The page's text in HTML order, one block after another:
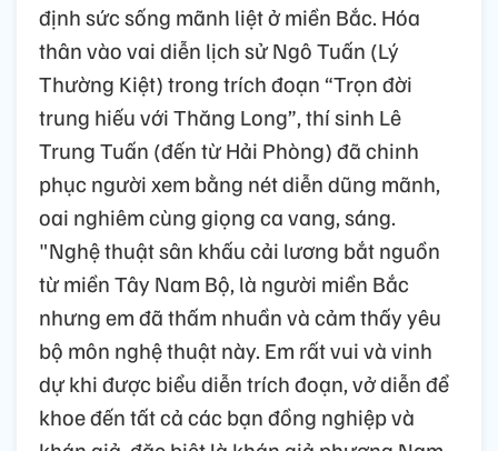
định sức sống mãnh liệt ở miền Bắc. Hóa
thân vào vai diễn lịch sử Ngô Tuấn (Lý
Thường Kiệt) trong trích đoạn “Trọn đời
trung hiếu với Thăng Long”, thí sinh Lê
Trung Tuấn (đến từ Hải Phòng) đã chinh
phục người xem bằng nét diễn dũng mãnh,
oai nghiêm cùng giọng ca vang, sáng.
"Nghệ thuật sân khấu cải lương bắt nguồn
từ miền Tây Nam Bộ, là người miền Bắc
nhưng em đã thấm nhuần và cảm thấy yêu
bộ môn nghệ thuật này. Em rất vui và vinh
dự khi được biểu diễn trích đoạn, vở diễn để
khoe đến tất cả các bạn đồng nghiệp và